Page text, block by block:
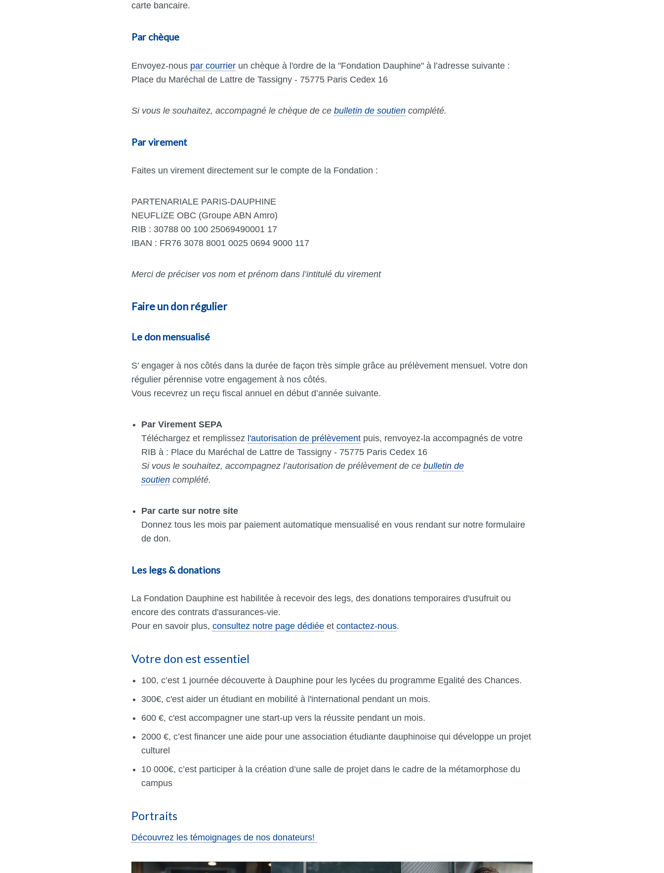
carte bancaire.
Par chèque
Envoyez-nous par courrier un chèque à l'ordre de la "Fondation Dauphine" à l’adresse suivante :
Place du Maréchal de Lattre de Tassigny - 75775 Paris Cedex 16
Si vous le souhaitez, accompagné le chèque de cebulletin de soutien complété.
Par virement
Faites un virement directement sur le compte de la Fondation :
PARTENARIALE PARIS-DAUPHINE
NEUFLIZE OBC (Groupe ABN Amro)
RIB : 30788 00 100 25069490001 17
IBAN : FR76 3078 8001 0025 0694 9000 117
Merci de préciser vos nom et prénom dans l’intitulé du virement
Faire un don régulier
Le don mensualisé
S’ engager à nos côtés dans la durée de façon très simple grâce au prélèvement mensuel. Votre don
régu­lier péren­nise votre enga­ge­ment à nos côtés.
Vous recevrez un reçu fiscal annuel en début d’année suivante.
Par Virement SEPA
Téléchargez et remplissez l'autorisation de prélèvement puis, renvoyez-la accompagnés de votre
RIB à : Place du Maréchal de Lattre de Tassigny - 75775 Paris Cedex 16
Si vous le souhaitez, accompagnez l’autorisation de prélèvement de cebulletin de
soutien complété.
Par carte sur notre site
Donnez tous les mois par paiement automatique mensualisé en vous rendant sur notre formulaire
de don.
Les legs & donations
La Fondation Dauphine est habilitée à recevoir des legs, des donations temporaires d'usufruit ou
encore des contrats d'assurances-vie.
Pour en savoir plus,consultez notre page dédiée etcontactez-nous.
Votre don est essentiel
100, c’est 1 journée découverte à Dauphine pour les lycées du programme Egalité des Chances.
300€, c'est aider un étudiant en mobilité à l'international pendant un mois.
600 €, c'est accompagner une start-up vers la réussite pendant un mois.
2000 €, c’est financer une aide pour une association étudiante dauphinoise qui développe un projet
culturel
10 000€, c’est participer à la création d’une salle de projet dans le cadre de la métamorphose du
campus
Portraits
Découvrez les témoignages de nos donateurs!